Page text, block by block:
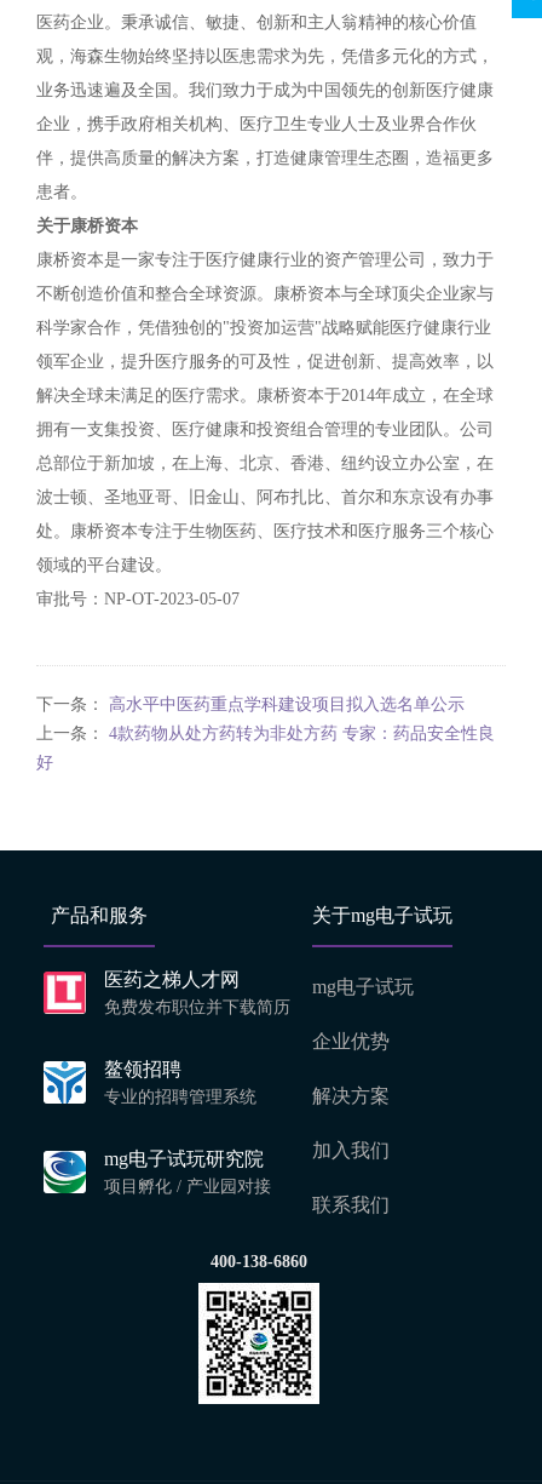
医药企业。秉承诚信、敏捷、创新和主人翁精神的核心价值
观，海森生物始终坚持以医患需求为先，凭借多元化的方式，
业务迅速遍及全国。我们致力于成为中国领先的创新医疗健康
企业，携手政府相关机构、医疗卫生专业人士及业界合作伙
伴，提供高质量的解决方案，打造健康管理生态圈，造福更多
患者。
关于康桥资本
康桥资本是一家专注于医疗健康行业的资产管理公司，致力于
不断创造价值和整合全球资源。康桥资本与全球顶尖企业家与
科学家合作，凭借独创的"投资加运营"战略赋能医疗健康行业
领军企业，提升医疗服务的可及性，促进创新、提高效率，以
解决全球未满足的医疗需求。康桥资本于2014年成立，在全球
拥有一支集投资、医疗健康和投资组合管理的专业团队。公司
总部位于新加坡，在上海、北京、香港、纽约设立办公室，在
波士顿、圣地亚哥、旧金山、阿布扎比、首尔和东京设有办事
处。康桥资本专注于生物医药、医疗技术和医疗服务三个核心
领域的平台建设。
审批号：NP-OT-2023-05-07
下一条： 高水平中医药重点学科建设项目拟入选名单公示
上一条： 4款药物从处方药转为非处方药 专家：药品安全性良
好
产品和服务
医药之梯人才网
免费发布职位并下载简历
鳌领招聘
专业的招聘管理系统
mg电子试玩研究院
项目孵化 / 产业园对接
关于mg电子试玩
mg电子试玩
企业优势
解决方案
加入我们
联系我们
400-138-6860